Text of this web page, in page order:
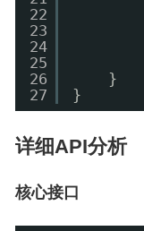
22
23
24
25
26
27
}
}
详细API分析
核心接口